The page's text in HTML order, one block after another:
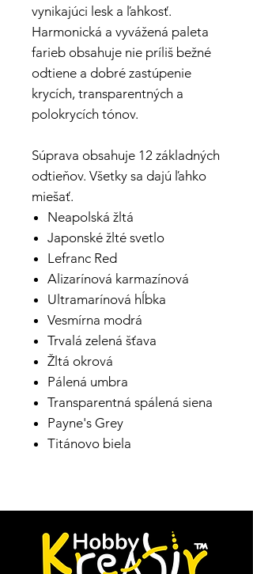
vynikajúci lesk a ľahkosť.
Harmonická a vyvážená paleta
farieb obsahuje nie príliš bežné
odtiene a dobré zastúpenie
krycích, transparentných a
polokrycích tónov.
Súprava obsahuje 12 základných
odtieňov. Všetky sa dajú ľahko
miešať.
Neapolská žltá
Japonské žlté svetlo
Lefranc Red
Alizarínová karmazínová
Ultramarínová hĺbka
Vesmírna modrá
Trvalá zelená šťava
Žltá okrová
Pálená umbra
Transparentná spálená siena
Payne's Grey
Titánovo biela